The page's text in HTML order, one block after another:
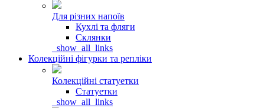
Для різних напоїв
Кухлі та фляги
Склянки
_show_all_links
Колекційні фігурки та репліки
Колекційні статуетки
Статуетки
_show_all_links